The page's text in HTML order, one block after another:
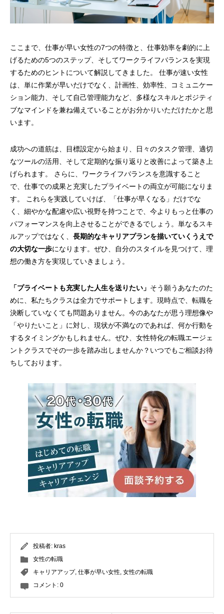
ここまで、仕事が早い女性の7つの特徴と、仕事効率を劇的に上
げるための5つのステップ、そしてワークライフバランスを実現
するためのヒントについて解説してきました。 仕事が速い女性
は、単に作業が早いだけでなく、計画性、効率性、コミュニケー
ション能力、そして自己管理能力など、多様なスキルとポジティ
ブなマインドを兼ね備えていることがお分かりいただけたかと思
います。
成功への道筋は、目標設定から始まり、日々のタスク管理、適切
なツールの活用、そして定期的な振り返りと改善によって築き上
げられます。 さらに、ワークライフバランスを意識すること
で、仕事での成果と充実したプライベートの両立が可能になりま
す。 これらを実践していけば、「仕事が早くなる」だけでな
く、細やかな配慮や広い視野を持つことで、今よりもっと仕事の
パフォーマンスを向上させることができるでしょう。単なるスキ
ルアップではなく、 長期的なキャリアプランを描いていくうえで
の大切な一歩になります。ぜひ、自分のスタイルを見つけて、理
想の働き方を実現していきましょう。
「プライベートも充実した人生を送りたい」 そう願うあなたのた
めに、私たちクラスは全力でサポートします。現時点で、転職を
決断していなくても問題ありません。今のあなたが思う理想像や
「やりたいこと」に対し、現状が不満なのであれば、何か行動を
するタイミングかもしれません。ぜひ、女性特化の転職エージェ
ントクラスでその一歩を踏み出しませんか？いつでもご相談お待
ちしております。
投稿者: kras
女性の転職
キャリアアップ, 仕事が早い女性, 女性の転職
コメント: 0